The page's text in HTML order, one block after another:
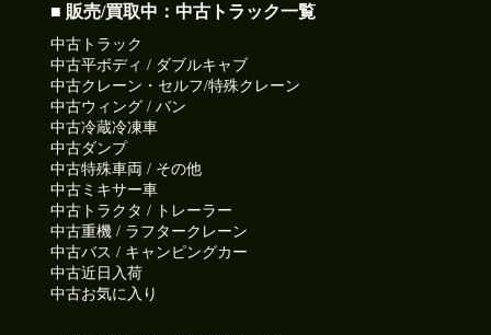
■ 販売/買取中：中古トラック一覧
中古トラック
中古平ボディ / ダブルキャブ
中古クレーン・セルフ/特殊クレーン
中古ウィング / バン
中古冷蔵冷凍車
中古ダンプ
中古特殊車両 / その他
中古ミキサー車
中古トラクタ / トレーラー
中古重機 / ラフタークレーン
中古バス / キャンピングカー
中古近日入荷
中古お気に入り